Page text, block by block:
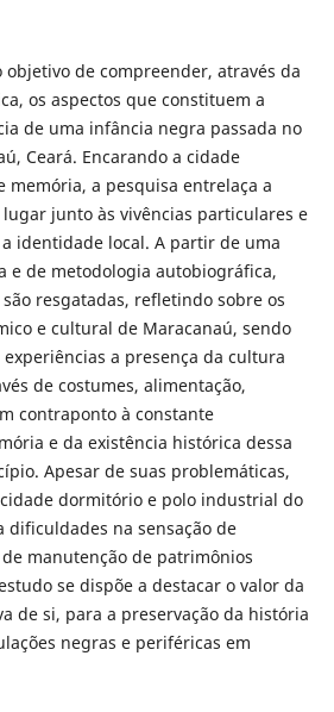
objetivo de compreender, através da
os aspectos que constituem a
de uma infância negra passada no
Ceará. Encarando a cidade
a pesquisa entrelaça a
junto às vivências particulares e
identidade local. A partir de uma
e de metodologia autobiográfica,
resgatadas, refletindo sobre os
e cultural de Maracanaú, sendo
a presença da cultura
de costumes, alimentação,
contraponto à constante
e da existência histórica dessa
Apesar de suas problemáticas,
dormitório e polo industrial do
dificuldades na sensação de
manutenção de patrimônios
se dispõe a destacar o valor da
de si, para a preservação da história
negras e periféricas em